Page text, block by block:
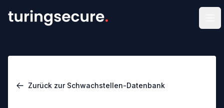
Zurück zur Schwachstellen-Datenbank